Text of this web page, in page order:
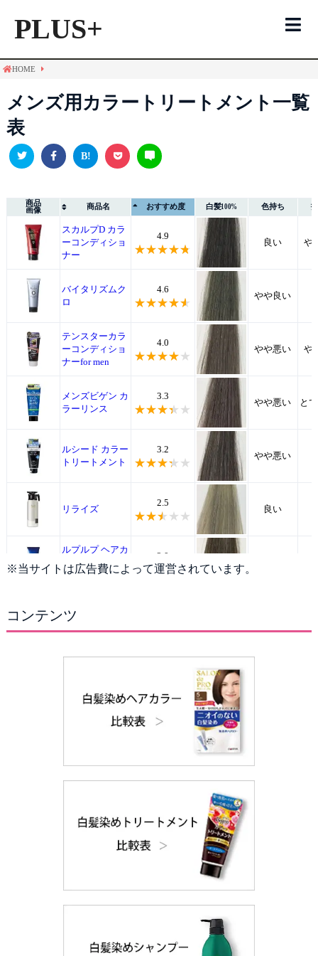
PLUS+
シャンプー
ヘアマニキュア
HOME
メンズ用カラートリートメント一覧
表
商品
画像
商品名 おすすめ度 白髪100% 色持ち
スカルプD カラ
ーコンディショ
ナー
4.9
良い や
バイタリズムク
ロ
4.6
やや良い
テンスターカラ
ーコンディショ
ナーfor men
4.0
やや悪い や
メンズビゲン カ
ラーリンス
3.3
やや悪い と
ルシード カラー
トリートメント
3.2
やや悪い
リライズ
2.5
良い
ルプルプ ヘアカ
ラートリートメ
ント
2.0
グローイングシ
ョット
※当サイトは広告費によって運営されています。
コンテンツ